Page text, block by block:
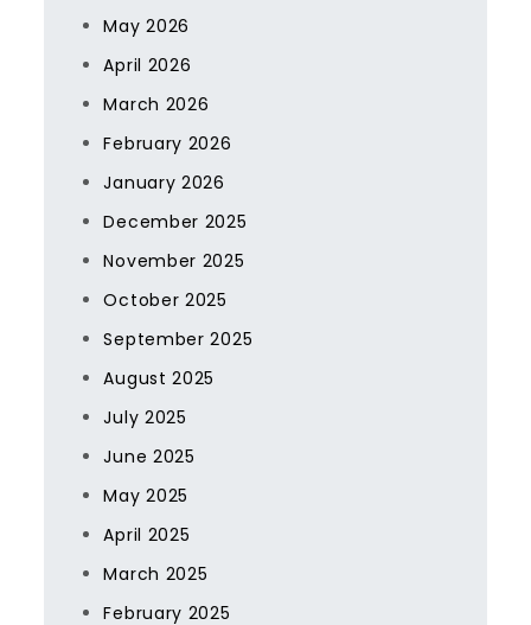
May 2026
April 2026
March 2026
February 2026
January 2026
December 2025
November 2025
October 2025
September 2025
August 2025
July 2025
June 2025
May 2025
April 2025
March 2025
February 2025